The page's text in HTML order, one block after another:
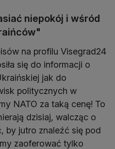
niepokój i wśród
na profilu Visegrad24
się do informacji o
jak do
politycznych w
NATO za taką cenę! To
dzisiaj, walcząc o
by jutro znaleźć się pod
zaoferować tylko